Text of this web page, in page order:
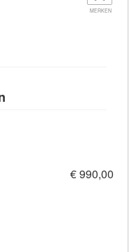
MERKEN
€ 990,00